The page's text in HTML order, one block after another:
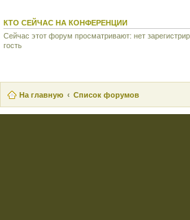
КТО СЕЙЧАС НА КОНФЕРЕНЦИИ
Сейчас этот форум просматривают: нет
гость
На главную Список форумов